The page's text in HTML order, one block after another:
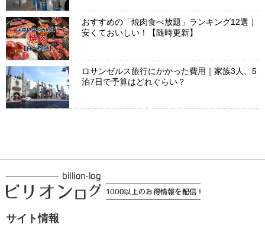
おすすめの「焼肉食べ放題」ランキング12選｜
安くておいしい！【随時更新】
ロサンゼルス旅行にかかった費用｜家族3人、5
泊7日で予算はどれぐらい？
サイト情報